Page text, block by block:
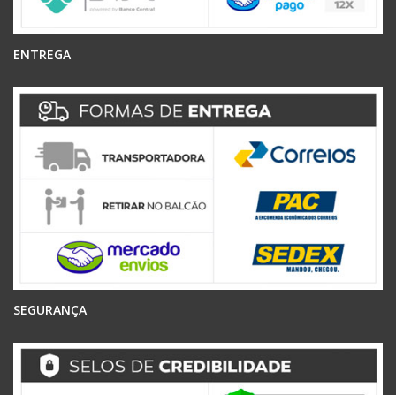
ENTREGA
SEGURANÇA